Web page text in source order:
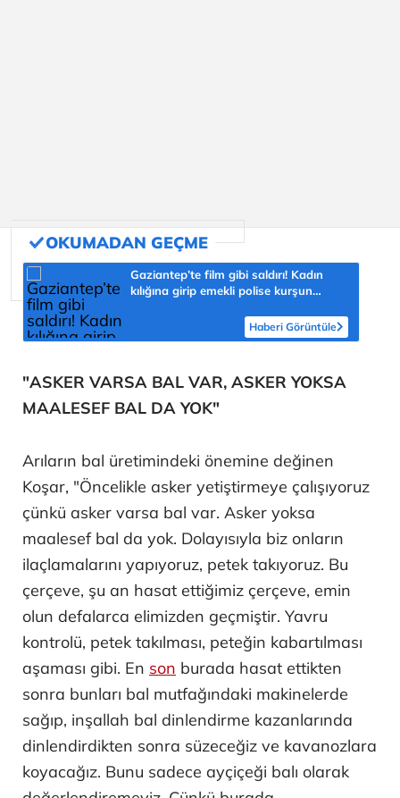
Gaziantep’te film gibi saldırı! Kadın
kılığına girip emekli polise kurşun
Haberi Görüntüle
"ASKER VARSA BAL VAR, ASKER YOKSA
MAALESEF BAL DA YOK"
Arıların bal üretimindeki önemine değinen
Koşar, "Öncelikle asker yetiştirmeye çalışıyoruz
çünkü asker varsa bal var. Asker yoksa
maalesef bal da yok. Dolayısıyla biz onların
ilaçlamalarını yapıyoruz, petek takıyoruz. Bu
çerçeve, şu an hasat ettiğimiz çerçeve, emin
olun defalarca elimizden geçmiştir. Yavru
kontrolü, petek takılması, peteğin kabartılması
aşaması gibi. En son burada hasat ettikten
sonra bunları bal mutfağındaki makinelerde
sağıp, inşallah bal dinlendirme kazanlarında
dinlendirdikten sonra süzeceğiz ve kavanozlara
koyacağız. Bunu sadece ayçiçeği balı olarak